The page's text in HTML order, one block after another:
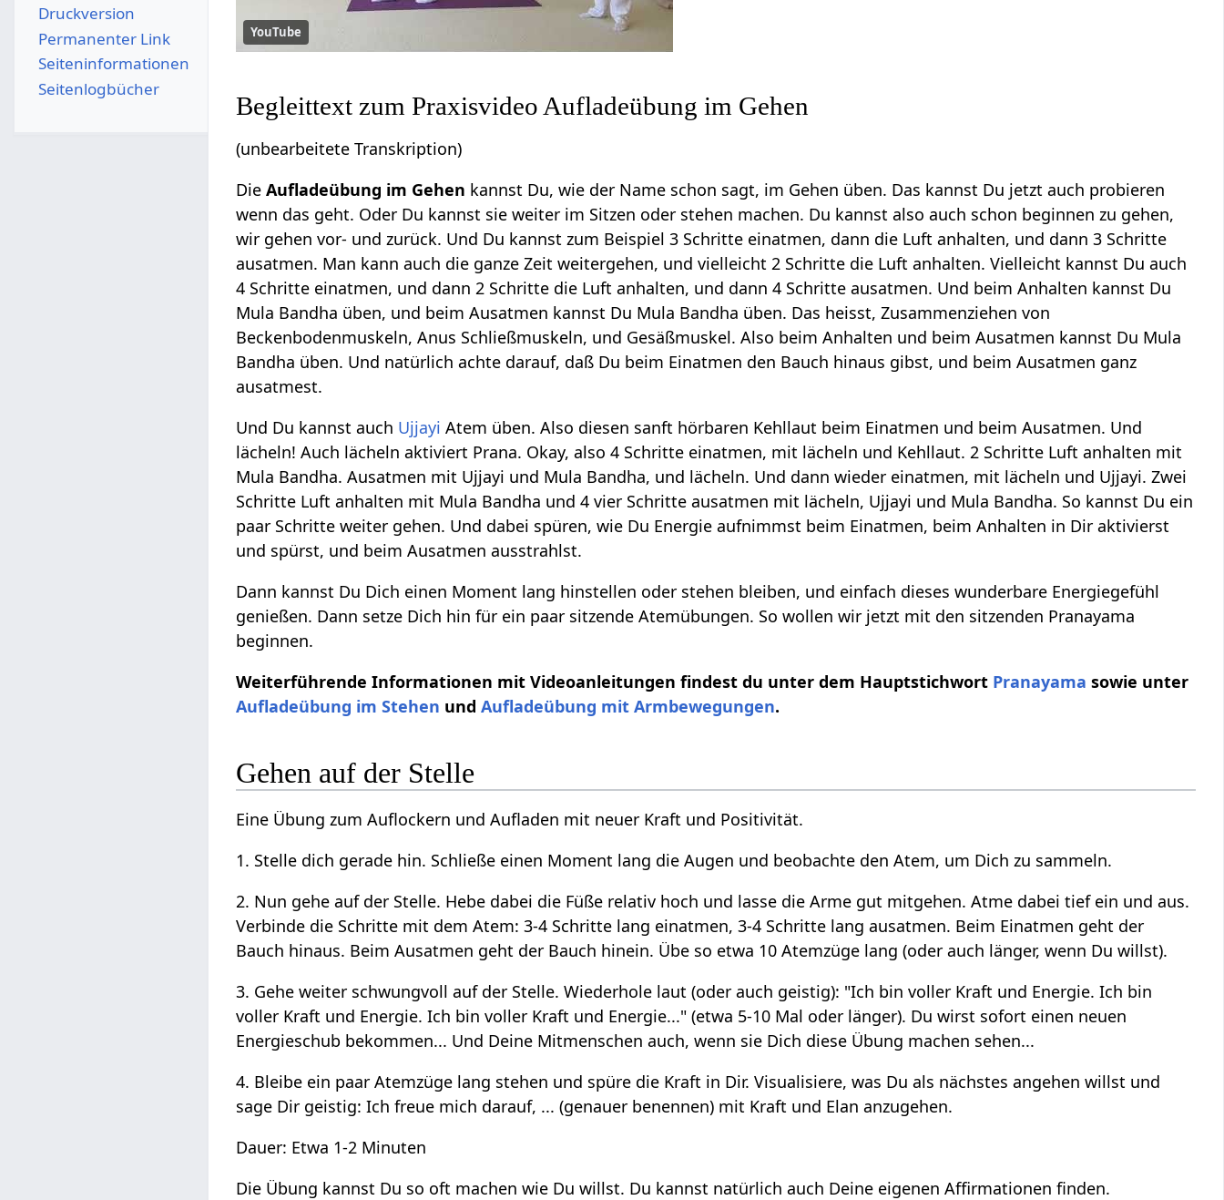
YouTube
Begleittext zum Praxisvideo Aufladeübung im Gehen
(unbearbeitete Transkription)
DieAufladeübung im Gehen kannst Du, wie der Name schon sagt, im Gehen üben. Das kannst Du jetzt auch probieren
wenn das geht. Oder Du kannst sie weiter im Sitzen oder stehen machen. Du kannst also auch schon beginnen zu gehen,
wir gehen vor- und zurück. Und Du kannst zum Beispiel 3 Schritte einatmen, dann die Luft anhalten, und dann 3 Schritte
ausatmen. Man kann auch die ganze Zeit weitergehen, und vielleicht 2 Schritte die Luft anhalten. Vielleicht kannst Du auch
4 Schritte einatmen, und dann 2 Schritte die Luft anhalten, und dann 4 Schritte ausatmen. Und beim Anhalten kannst Du
Mula Bandha üben, und beim Ausatmen kannst Du Mula Bandha üben. Das heisst, Zusammenziehen von
Beckenbodenmuskeln, Anus Schließmuskeln, und Gesäßmuskel. Also beim Anhalten und beim Ausatmen kannst Du Mula
Bandha üben. Und natürlich achte darauf, daß Du beim Einatmen den Bauch hinaus gibst, und beim Ausatmen ganz
ausatmest.
Und Du kannst auch Ujjayi Atem üben. Also diesen sanft hörbaren Kehllaut beim Einatmen und beim Ausatmen. Und
lächeln! Auch lächeln aktiviert Prana. Okay, also 4 Schritte einatmen, mit lächeln und Kehllaut. 2 Schritte Luft anhalten mit
Mula Bandha. Ausatmen mit Ujjayi und Mula Bandha, und lächeln. Und dann wieder einatmen, mit lächeln und Ujjayi. Zwei
Schritte Luft anhalten mit Mula Bandha und 4 vier Schritte ausatmen mit lächeln, Ujjayi und Mula Bandha. So kannst Du ein
paar Schritte weiter gehen. Und dabei spüren, wie Du Energie aufnimmst beim Einatmen, beim Anhalten in Dir aktivierst
und spürst, und beim Ausatmen ausstrahlst.
Dann kannst Du Dich einen Moment lang hinstellen oder stehen bleiben, und einfach dieses wunderbare Energiegefühl
genießen. Dann setze Dich hin für ein paar sitzende Atemübungen. So wollen wir jetzt mit den sitzenden Pranayama
beginnen.
Weiterführende Informationen mit Videoanleitungen findest du unter dem Hauptstichwort Pranayama sowie unter
Aufladeübung im Stehen undAufladeübung mit Armbewegungen.
Gehen auf der Stelle
Eine Übung zum Auflockern und Aufladen mit neuer Kraft und Positivität.
1. Stelle dich gerade hin. Schließe einen Moment lang die Augen und beobachte den Atem, um Dich zu sammeln.
2. Nun gehe auf der Stelle. Hebe dabei die Füße relativ hoch und lasse die Arme gut mitgehen. Atme dabei tief ein und aus.
Verbinde die Schritte mit dem Atem: 3-4 Schritte lang einatmen, 3-4 Schritte lang ausatmen. Beim Einatmen geht der
Bauch hinaus. Beim Ausatmen geht der Bauch hinein. Übe so etwa 10 Atemzüge lang (oder auch länger, wenn Du willst).
3. Gehe weiter schwungvoll auf der Stelle. Wiederhole laut (oder auch geistig): "Ich bin voller Kraft und Energie. Ich bin
voller Kraft und Energie. Ich bin voller Kraft und Energie..." (etwa 5-10 Mal oder länger). Du wirst sofort einen neuen
Energieschub bekommen... Und Deine Mitmenschen auch, wenn sie Dich diese Übung machen sehen...
4. Bleibe ein paar Atemzüge lang stehen und spüre die Kraft in Dir. Visualisiere, was Du als nächstes angehen willst und
sage Dir geistig: Ich freue mich darauf, ... (genauer benennen) mit Kraft und Elan anzugehen.
Dauer: Etwa 1-2 Minuten
Die Übung kannst Du so oft machen wie Du willst. Du kannst natürlich auch Deine eigenen Affirmationen finden.
Druckversion
Permanenter Link
Seiten­­informationen
Seitenlogbücher